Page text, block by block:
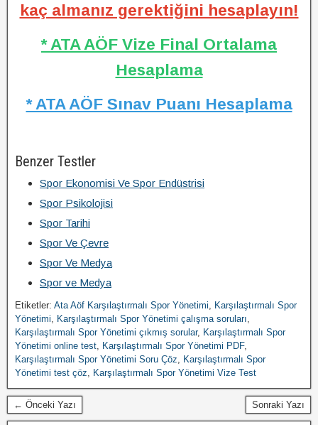
kaç almanız gerektiğini hesaplayın!
* ATA AÖF Vize Final Ortalama
Hesaplama
* ATA AÖF Sınav Puanı Hesaplama
Benzer Testler
Spor Ekonomisi Ve Spor Endüstrisi
Spor Psikolojisi
Spor Tarihi
Spor Ve Çevre
Spor Ve Medya
Spor ve Medya
Etiketler: Ata Aöf Karşılaştırmalı Spor Yönetimi, Karşılaştırmalı Spor
Yönetimi, Karşılaştırmalı Spor Yönetimi çalışma soruları,
Karşılaştırmalı Spor Yönetimi çıkmış sorular, Karşılaştırmalı Spor
Yönetimi online test, Karşılaştırmalı Spor Yönetimi PDF,
Karşılaştırmalı Spor Yönetimi Soru Çöz, Karşılaştırmalı Spor
Yönetimi test çöz, Karşılaştırmalı Spor Yönetimi Vize Test
← Önceki Yazı Sonraki Yazı